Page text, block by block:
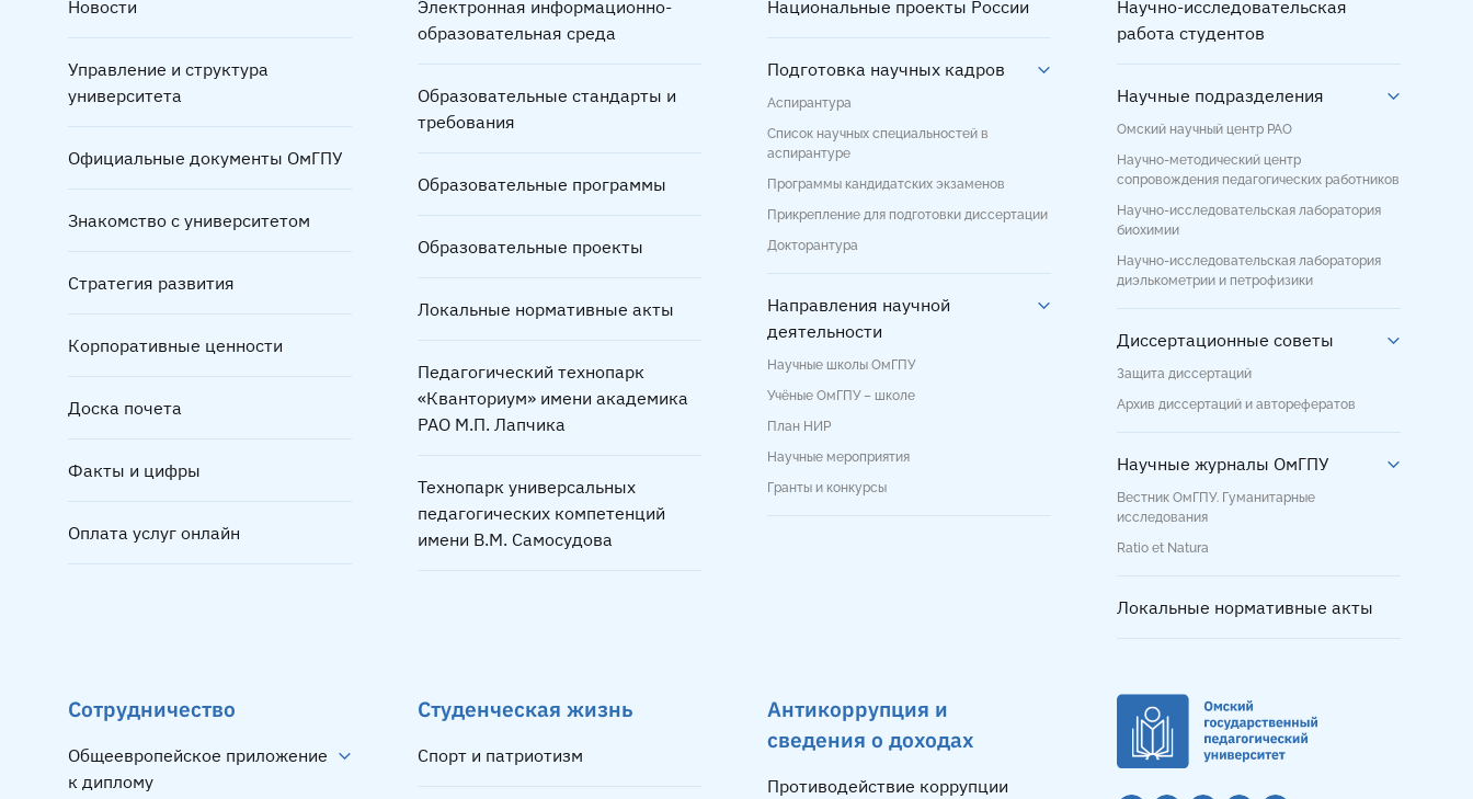
Новости
Управление и структура
университета
Официальные документы ОмГПУ
Знакомство с университетом
Стратегия развития
Корпоративные ценности
Доска почета
Факты и цифры
Оплата услуг онлайн
Электронная информационно-
образовательная среда
Образовательные стандарты и
требования
Образовательные программы
Образовательные проекты
Локальные нормативные акты
Педагогический технопарк
«Кванториум» имени академика
РАО М.П. Лапчика
Технопарк универсальных
педагогических компетенций
имени В.М. Самосудова
Национальные проекты России
Подготовка научных кадров
Аспирантура
Список научных специальностей в
аспирантуре
Программы кандидатских экзаменов
Прикрепление для подготовки диссертации
Докторантура
Направления научной
деятельности
Научные школы ОмГПУ
Учёные ОмГПУ – школе
План НИР
Научные мероприятия
Гранты и конкурсы
Научно-исследовательская
работа студентов
Научные подразделения
Омский научный центр РАО
Научно-методический центр
сопровождения педагогических работников
Научно-исследовательская лаборатория
биохимии
Научно-исследовательская лаборатория
диэлькометрии и петрофизики
Диссертационные советы
Защита диссертаций
Архив диссертаций и авторефератов
Научные журналы ОмГПУ
Вестник ОмГПУ. Гуманитарные
исследования
Ratio et Natura
Локальные нормативные акты
Сотрудничество
Общеевропейское приложение
к диплому
Студенческая жизнь
Спорт и патриотизм
Антикоррупция и
сведения о доходах
Противодействие коррупции